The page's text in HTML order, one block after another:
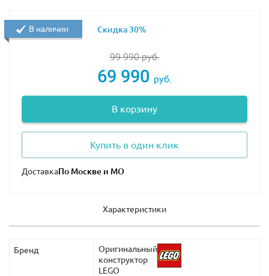
99 990руб.
69 990 руб.
В корзину
Купить в один клик
Доставка
В наличии Скидка 30%
Характеристики
Бренд
Оригинальный
конструктор
LEGO